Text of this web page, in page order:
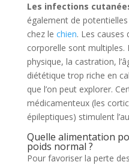
Les infections
également de
chez le chien. Les causes
corporelle sont multiples.
physique, la castration,
diététique trop riche en
que l’on peut explorer.
médicamenteux (les
épileptiques) stimulent
Quelle alimentation
poids normal ?
Pour favoriser la perte